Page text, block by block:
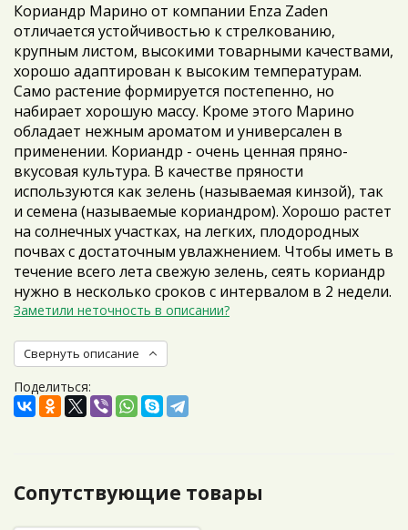
Кориандр Марино от компании Enza Zaden
отличается устойчивостью к стрелкованию,
крупным листом, высокими товарными качествами,
хорошо адаптирован к высоким температурам.
Само растение формируется постепенно, но
набирает хорошую массу. Кроме этого Марино
обладает нежным ароматом и универсален в
применении. Кориандр - очень ценная пряно-
вкусовая культура. В качестве пряности
используются как зелень (называемая кинзой), так
и семена (называемые кориандром). Хорошо растет
на солнечных участках, на легких, плодородных
почвах с достаточным увлажнением. Чтобы иметь в
течение всего лета свежую зелень, сеять кориандр
нужно в несколько сроков с интервалом в 2 недели.
Заметили неточность в описании?
Свернуть описание
Поделиться:
Сопутствующие товары